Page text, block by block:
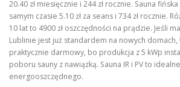
20.40 zł miesięcznie i 244 zł rocznie. Sauna
samym czasie 5.10 zł za seans i 734 zł rocznie.
10 lat to 4900 zł oszczędności na prądzie. Jeśli
Lublinie jest już standardem na nowych
praktycznie darmowy, bo produkcja z 5 kWp
poboru sauny z nawiązką. Sauna IR i PV to
energooszczędnego.